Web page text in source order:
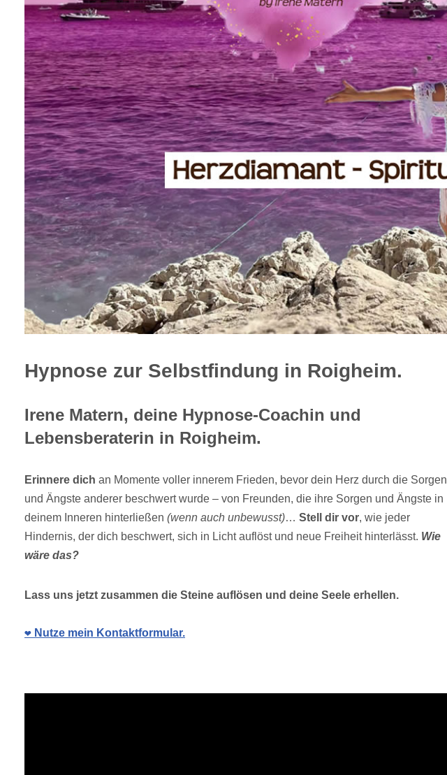
Hypnose zur Selbstfindung in Roigheim.
Irene Matern, deine Hypnose-Coachin und
Lebensberaterin in Roigheim.
Erinnere dich an Momente voller innerem Frieden, bevor dein Herz durch die Sorgen
und Ängste anderer beschwert wurde – von Freunden, die ihre Sorgen und Ängste in
deinem Inneren hinterließen (wenn auch unbewusst)… Stell dir vor, wie jeder
Hindernis, der dich beschwert, sich in Licht auflöst und neue Freiheit hinterlässt. Wie
wäre das?
Lass uns jetzt zusammen die Steine auflösen und deine Seele erhellen.
❤️ Nutze mein Kontaktformular.